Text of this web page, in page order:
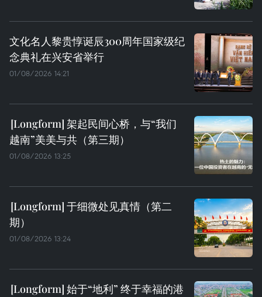
文化名人黎贵惇诞辰300周年国家级纪
念典礼在兴安省举行
01/08/2026 14:21
架起民间心桥，与“我们
越南”美美与共（第三期）
01/08/2026 13:25
于细微处见真情（第二
期）
01/08/2026 13:24
始于“地利” 终于幸福的港